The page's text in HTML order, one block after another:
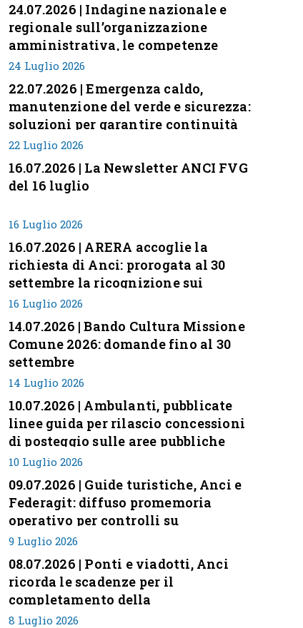
24.07.2026 | Indagine nazionale e
regionale sull’organizzazione
amministrativa, le competenze
professionali e i modelli di gestione
nei piccoli Comuni italiani
24 Luglio 2026
22.07.2026 | Emergenza caldo,
manutenzione del verde e sicurezza:
soluzioni per garantire continuità
servizi
22 Luglio 2026
16.07.2026 | La Newsletter ANCI FVG
del 16 luglio
16 Luglio 2026
16.07.2026 | ARERA accoglie la
richiesta di Anci: prorogata al 30
settembre la ricognizione sui
corrispettivi
16 Luglio 2026
14.07.2026 | Bando Cultura Missione
Comune 2026: domande fino al 30
settembre
14 Luglio 2026
10.07.2026 | Ambulanti, pubblicate
linee guida per rilascio concessioni
di posteggio sulle aree pubbliche
10 Luglio 2026
09.07.2026 | Guide turistiche, Anci e
Federagit: diffuso promemoria
operativo per controlli su
professione
9 Luglio 2026
08.07.2026 | Ponti e viadotti, Anci
ricorda le scadenze per il
completamento della
classificazione del rischio
8 Luglio 2026